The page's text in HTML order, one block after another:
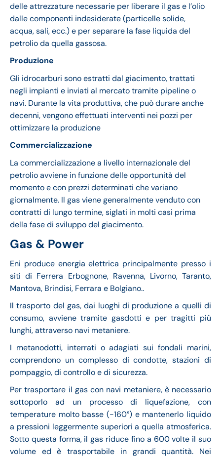
delle attrezzature necessarie per liberare il gas e l’olio
dalle componenti indesiderate (particelle solide,
acqua, sali, ecc.) e per separare la fase liquida del
petrolio da quella gassosa.
Produzione
Gli idrocarburi sono estratti dal giacimento, trattati
negli impianti e inviati al mercato tramite pipeline o
navi. Durante la vita produttiva, che può durare anche
decenni, vengono effettuati interventi nei pozzi per
ottimizzare la produzione
Commercializzazione
La commercializzazione a livello internazionale del
petrolio avviene in funzione delle opportunità del
momento e con prezzi determinati che variano
giornalmente. Il gas viene generalmente venduto con
contratti di lungo termine, siglati in molti casi prima
della fase di sviluppo del giacimento.
Gas & Power
Eni produce energia elettrica principalmente presso i
siti di Ferrera Erbognone, Ravenna, Livorno, Taranto,
Mantova, Brindisi, Ferrara e Bolgiano..
Il trasporto del gas, dai luoghi di produzione a quelli di
consumo, avviene tramite gasdotti e per tragitti più
lunghi, attraverso navi metaniere.
I metanodotti, interrati o adagiati sui fondali marini,
comprendono un complesso di condotte, stazioni di
pompaggio, di controllo e di sicurezza.
Per trasportare il gas con navi metaniere, è necessario
sottoporlo ad un processo di liquefazione, con
temperature molto basse (-160°) e mantenerlo liquido
a pressioni leggermente superiori a quella atmosferica.
Sotto questa forma, il gas riduce fino a 600 volte il suo
volume ed è trasportabile in grandi quantità. Nei